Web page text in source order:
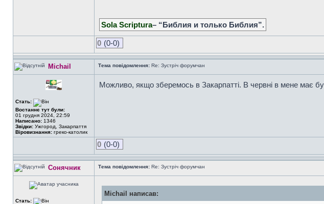
Sola Scriptura– “Библия и только Библия”.
0 (0-0)
Michail Тема повідомлення: Re: Зустріч форумчан
Стать:
Востаннє тут були:
01 грудня 2024, 22:59
Написано: 1346
Звідки: Ужгород, Закарпаття
Віровизнання: греко-католик
Можливо, якщо зберемось в Закарпатті. В червні в мене має
0 (0-0)
Сонячник Тема повідомлення: Re: Зустріч форумчан
Стать:
Michail написав: